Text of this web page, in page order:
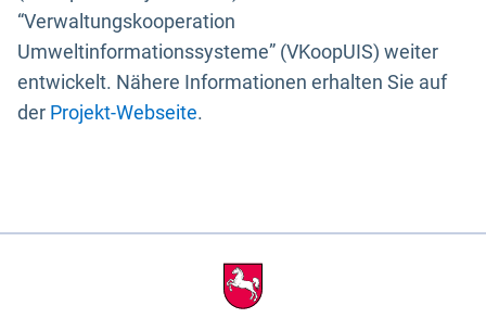
“Verwaltungskooperation
Umweltinformationssysteme” (VKoopUIS) weiter
entwickelt. Nähere Informationen erhalten Sie auf
der Projekt-Webseite.